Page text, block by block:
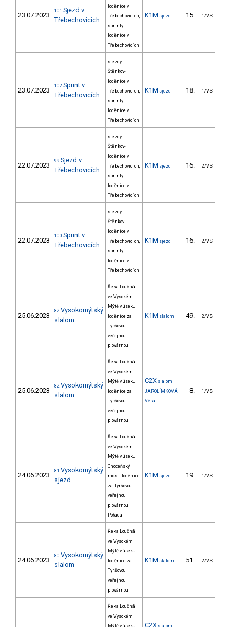
23.07.2023
101 Sjezd v
Třebechovicích
loděnice v
Třebechovicích,
sprinty -
loděnice v
Třebechovicích
K1M sjezd 15. 1/VS
23.07.2023
102 Sprint v
Třebechovicích
sjezdy -
Štěnkov-
loděnice v
Třebechovicích,
sprinty -
loděnice v
Třebechovicích
K1M sjezd 18. 1/VS
22.07.2023
99 Sjezd v
Třebechovicích
sjezdy -
Štěnkov-
loděnice v
Třebechovicích,
sprinty -
loděnice v
Třebechovicích
K1M sjezd 16. 2/VS
22.07.2023
100 Sprint v
Třebechovicích
sjezdy -
Štěnkov-
loděnice v
Třebechovicích,
sprinty -
loděnice v
Třebechovicích
K1M sjezd 16. 2/VS
25.06.2023
82 Vysokomýtský
slalom
Řeka Loučná
ve Vysokém
Mýtě v úseku
loděnice za
Tyršovou
veřejnou
plovárnou
K1M slalom 49. 2/VS
25.06.2023
82 Vysokomýtský
slalom
Řeka Loučná
ve Vysokém
Mýtě v úseku
loděnice za
Tyršovou
veřejnou
plovárnou
C2X slalom
JAROLÍMKOVÁ
Věra
8. 1/VS
24.06.2023
81 Vysokomýtský
sjezd
Řeka Loučná
ve Vysokém
Mýtě v úseku
Choceňský
most - loděnice
za Tyršovou
veřejnou
plovárnou
Pořada
K1M sjezd 19. 1/VS
24.06.2023
80 Vysokomýtský
slalom
Řeka Loučná
ve Vysokém
Mýtě v úseku
loděnice za
Tyršovou
veřejnou
plovárnou
K1M slalom 51. 2/VS
Řeka Loučná
ve Vysokém
C2X